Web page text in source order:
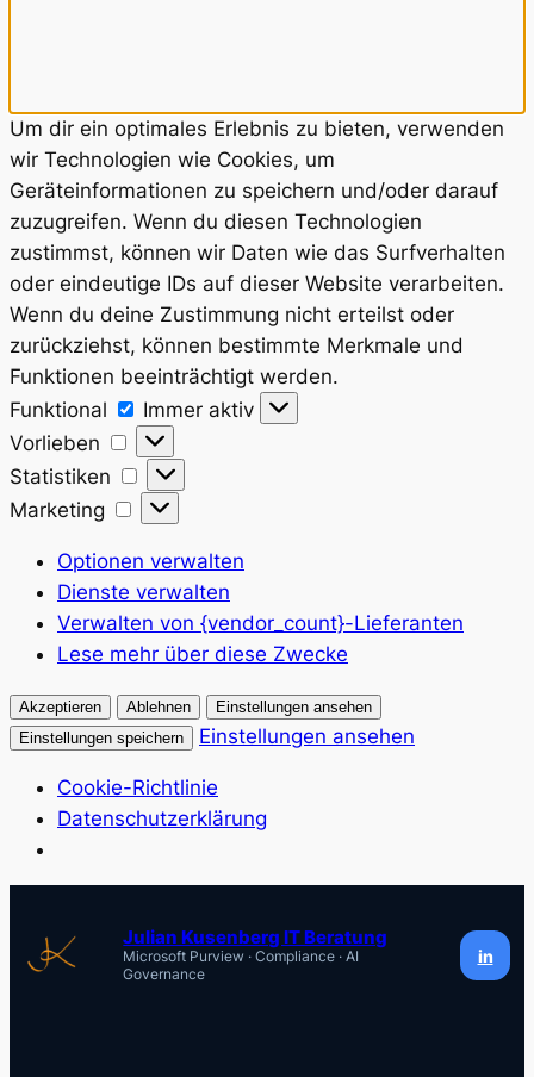
Um dir ein optimales Erlebnis zu bieten, verwenden
wir Technologien wie Cookies, um
Geräteinformationen zu speichern und/oder darauf
zuzugreifen. Wenn du diesen Technologien
zustimmst, können wir Daten wie das Surfverhalten
oder eindeutige IDs auf dieser Website verarbeiten.
Wenn du deine Zustimmung nicht erteilst oder
zurückziehst, können bestimmte Merkmale und
Funktionen beeinträchtigt werden.
Funktional
Funktional
Immer aktiv
Vorlieben
Vorlieben
Statistiken
Statistiken
Marketing
Marketing
Optionen verwalten
Dienste verwalten
Verwalten von {vendor_count}-Lieferanten
Lese mehr über diese Zwecke
Akzeptieren Ablehnen
Einstellungen ansehen
Einstellungen speichern
Einstellungen ansehen
Cookie-Richtlinie
Datenschutzerklärung
springen
Julian Kusenberg IT Beratung
Microsoft Purview · Compliance · AI
Governance
in